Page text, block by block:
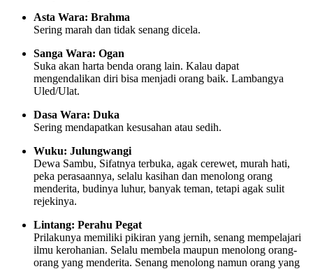
Asta Wara: Brahma
Sering marah dan tidak senang dicela.
Sanga Wara: Ogan
Suka akan harta benda orang lain. Kalau dapat
mengendalikan diri bisa menjadi orang baik. Lambangya
Uled/Ulat.
Dasa Wara: Duka
Sering mendapatkan kesusahan atau sedih.
Wuku: Julungwangi
Dewa Sambu, Sifatnya terbuka, agak cerewet, murah hati,
peka perasaannya, selalu kasihan dan menolong orang
menderita, budinya luhur, banyak teman, tetapi agak sulit
rejekinya.
Lintang: Perahu Pegat
Prilakunya memiliki pikiran yang jernih, senang mempelajari
ilmu kerohanian. Selalu membela maupun menolong orang-
orang yang menderita. Senang menolong namun orang yang